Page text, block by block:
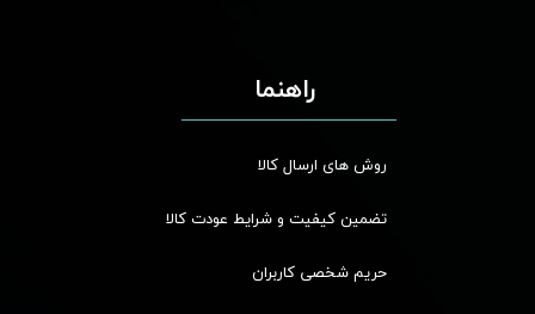
راهنما
روش های ارسال کالا
تضمین کیفیت و شرایط عودت کالا
حریم شخصی کاربران